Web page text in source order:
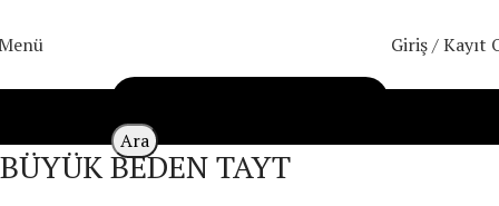
Giriş / Kayıt
Ara
BÜYÜK BEDEN TAYT